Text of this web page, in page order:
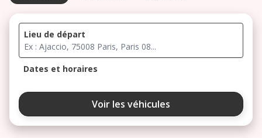
Lieu de départ
Dates et horaires
août 2026
ma me
Voir les véhicules